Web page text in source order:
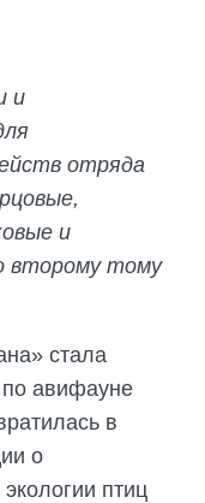
и
отряда
и
второму тому
стала
по авифауне
в
о
птиц